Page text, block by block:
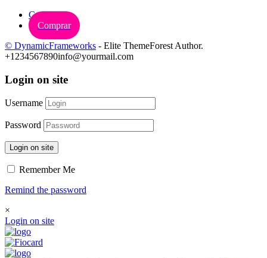
Carrinho
Comprar
© DynamicFrameworks - Elite ThemeForest Author.
+1234567890info@yourmail.com
Login on site
Username
Password
Login on site
Remember Me
Remind the password
×
Login on site